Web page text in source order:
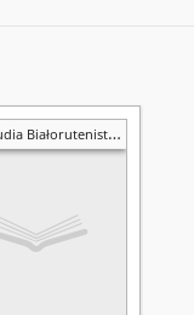
Białorutenistyczne